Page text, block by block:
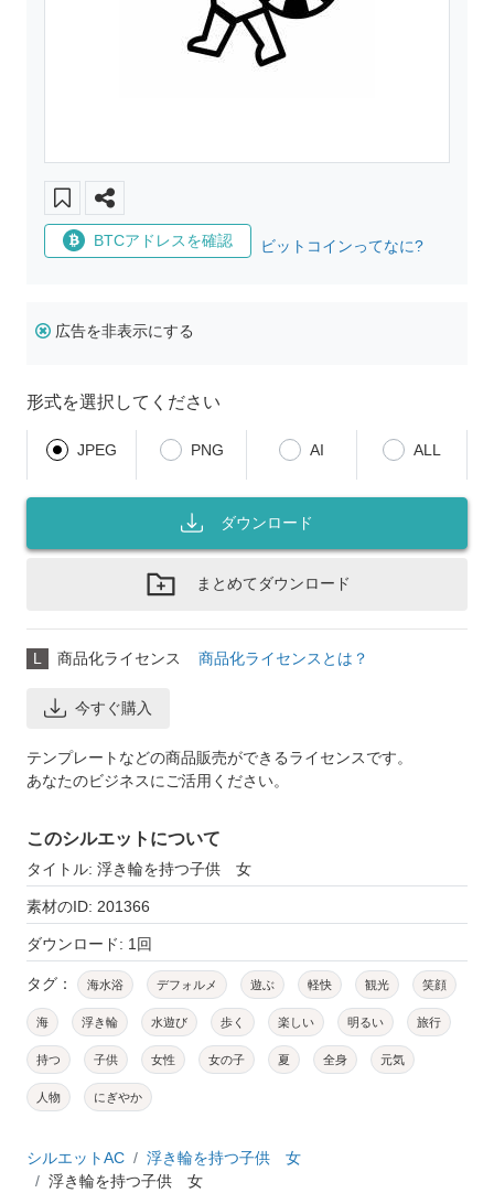
BTCアドレスを確認 ビットコインってなに?
広告を非表示にする
形式を選択してください
JPEG PNG AI ALL
ダウンロード
まとめてダウンロード
L 商品化ライセンス 商品化ライセンスとは？
今すぐ購入
テンプレートなどの商品販売ができるライセンスです。
あなたのビジネスにご活用ください。
このシルエットについて
タイトル: 浮き輪を持つ子供 女
素材のID: 201366
ダウンロード: 1回
タグ： 海水浴 デフォルメ 遊ぶ 軽快 観光 笑顔
海 浮き輪 水遊び 歩く 楽しい 明るい 旅行
持つ 子供 女性 女の子 夏 全身 元気
人物 にぎやか
シルエットAC
浮き輪を持つ子供 女
浮き輪を持つ子供 女